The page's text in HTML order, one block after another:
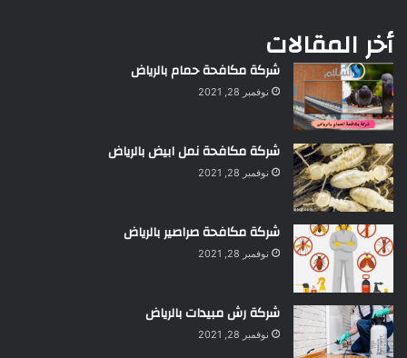
أخر المقالات
شركة مكافحة حمام بالرياض
نوفمبر 28, 2021
شركة مكافحة نمل ابيض بالرياض
نوفمبر 28, 2021
شركة مكافحة صراصير بالرياض
نوفمبر 28, 2021
شركة رش مبيدات بالرياض
نوفمبر 28, 2021